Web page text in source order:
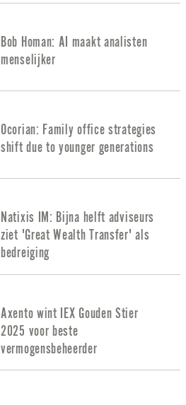
Bob Homan: AI maakt analisten
menselijker
Ocorian: Family office strategies
shift due to younger generations
Natixis IM: Bijna helft adviseurs
ziet 'Great Wealth Transfer' als
bedreiging
Axento wint IEX Gouden Stier
2025 voor beste
vermogensbeheerder